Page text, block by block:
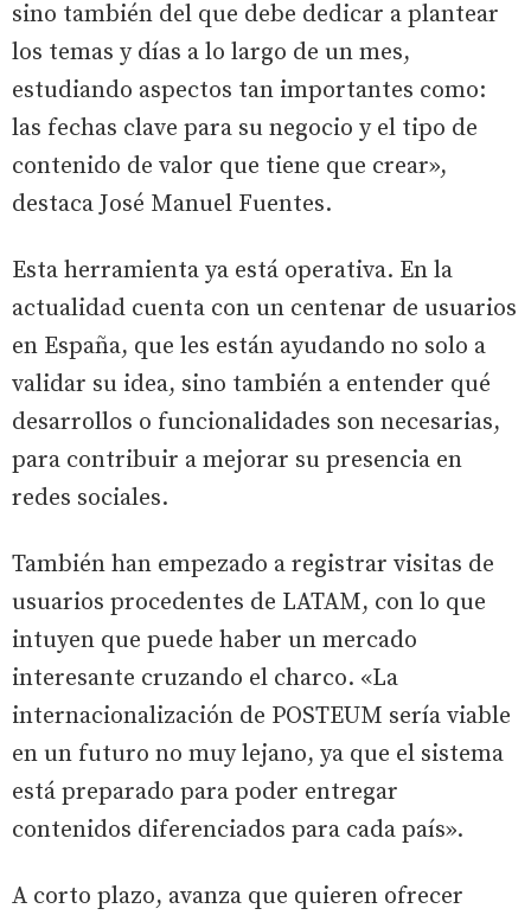
sino también del que debe dedicar a plantear
los temas y días a lo largo de un mes,
estudiando aspectos tan importantes como:
las fechas clave para su negocio y el tipo de
contenido de valor que tiene que crear»,
destaca José Manuel Fuentes.
Esta herramienta ya está operativa. En la
actualidad cuenta con un centenar de usuarios
en España, que les están ayudando no solo a
validar su idea, sino también a entender qué
desarrollos o funcionalidades son necesarias,
para contribuir a mejorar su presencia en
redes sociales.
También han empezado a registrar visitas de
usuarios procedentes de LATAM, con lo que
intuyen que puede haber un mercado
interesante cruzando el charco. «La
internacionalización de POSTEUM sería viable
en un futuro no muy lejano, ya que el sistema
está preparado para poder entregar
contenidos diferenciados para cada país».
A corto plazo, avanza que quieren ofrecer